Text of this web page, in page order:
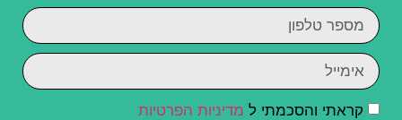
קראתי והסכמתי ל מדיניות הפרטיות